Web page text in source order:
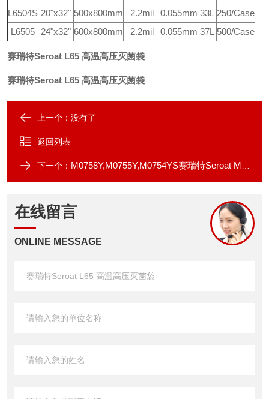
L6504S 20"x32" 500x800mm 2.2mil 0.055mm 33L 250/Case
L6505
24"x32" 600x800mm 2.2mil 0.055mm 37L 500/Case
赛瑞特Seroat L65 高温高压灭菌袋
赛瑞特Seroat L65 高温高压灭菌袋
上一个：没有了
返回列表
下一个： M0758Y,M0755Y,M0754YS赛瑞特Seroat M-BAG™ 废弃物高压灭菌袋
在线留言
ONLINE MESSAGE